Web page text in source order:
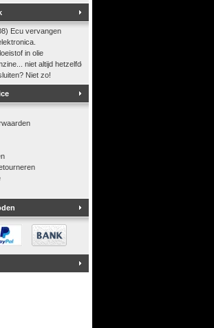
Ecu vervangen
in olie
niet altijd hetzelfde
Niet zo!